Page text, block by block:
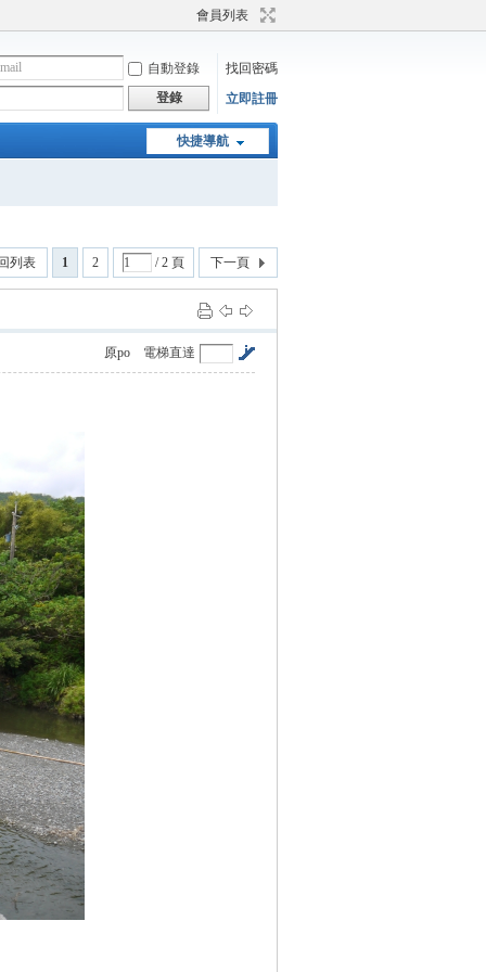
會員列表
自動登錄
找回密碼
登錄 立即註冊
快捷導航
1 2 / 2 頁 下一頁
列表
電梯直達
原po